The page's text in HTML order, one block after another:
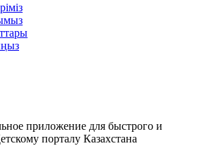
приложение для быстрого и
порталу Казахстана